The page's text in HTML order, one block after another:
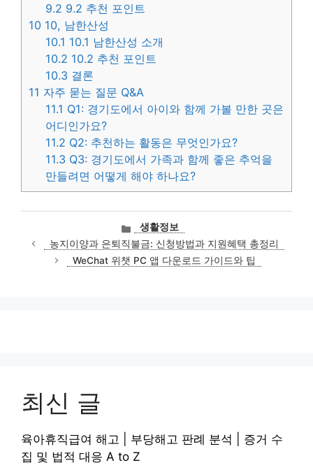
9.2 9.2 추천 포인트
10 10, 남한산성
10.1 10.1 남한산성 소개
10.2 10.2 추천 포인트
10.3 결론
11 자주 묻는 질문 Q&A
11.1 Q1: 경기도에서 아이와 함께 가볼 만한 곳은
어디인가요?
11.2 Q2: 추천하는 활동은 무엇인가요?
11.3 Q3: 경기도에서 가족과 함께 좋은 추억을
만들려면 어떻게 해야 하나요?
카
테
고
리
생활정보
농지이양과 은퇴직불금: 신청방법과 지원혜택 총정리
WeChat 위챗 PC 앱 다운로드 가이드와 팁
최신 글
육아휴직급여 해고 | 부당해고 판례 분석 | 증거 수
집 및 법적 대응 A to Z